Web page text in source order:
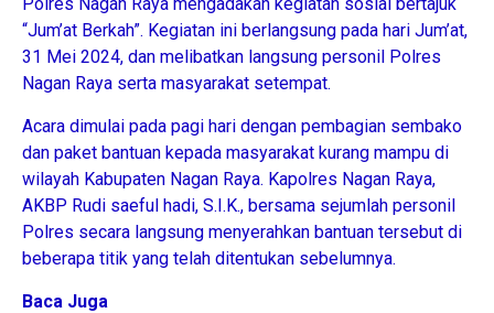
“Jum’at Berkah”. Kegiatan ini berlangsung pada hari Jum’at,
31 Mei 2024, dan melibatkan langsung personil Polres
Nagan Raya serta masyarakat setempat.
Acara dimulai pada pagi hari dengan pembagian sembako
dan paket bantuan kepada masyarakat kurang mampu di
wilayah Kabupaten Nagan Raya. Kapolres Nagan Raya,
AKBP Rudi saeful hadi, S.I.K., bersama sejumlah personil
Polres secara langsung menyerahkan bantuan tersebut di
beberapa titik yang telah ditentukan sebelumnya.
Baca Juga